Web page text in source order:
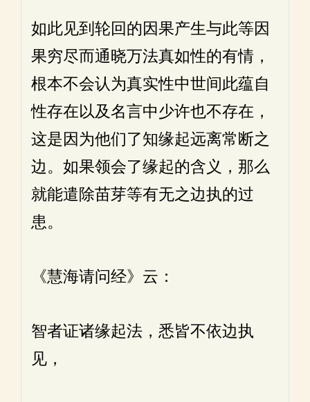
如此见到轮回的因果产生与此等因
果穷尽而通晓万法真如性的有情，
根本不会认为真实性中世间此蕴自
性存在以及名言中少许也不存在，
这是因为他们了知缘起远离常断之
边。如果领会了缘起的含义，那么
就能遣除苗芽等有无之边执的过
患。
《慧海请问经》云：
智者证诸缘起法，悉皆不依边执
见，